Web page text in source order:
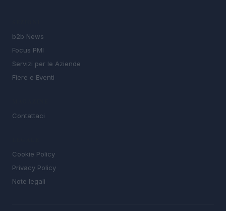
b2b News
Focus PMI
Servizi per le Aziende
Fiere e Eventi
Contattaci
Cookie Policy
Privacy Policy
Note legali